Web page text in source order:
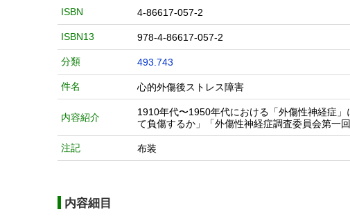
ISBN 4-86617-057-2
ISBN13 978-4-86617-057-2
分類 493.743
件名 心的外傷後ストレス障害
内容紹介
1910年代〜1950年代における「外傷性神経症
て負傷するか」「外傷性神経症調査委員会第一
注記 布装
内容細目